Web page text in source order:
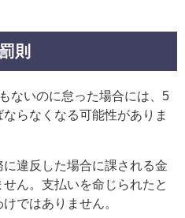
則
ないのに怠った場合には、5
らなくなる可能性がありま
違反した場合に課される金
ん。支払いを命じられたと
ではありません。